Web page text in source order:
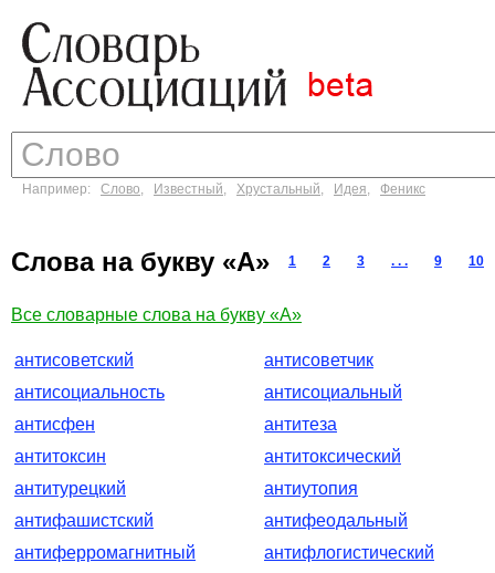
Например: Слово, Известный, Хрустальный, Идея, Феникс
Слова на букву «А» 1 2 3 . . . 9 10
Все словарные слова на букву «А»
антисоветский
антисоветчик
антисоциальность
антисоциальный
антисфен
антитеза
антитоксин
антитоксический
антитурецкий
антиутопия
антифашистский
антифеодальный
антиферромагнитный
антифлогистический